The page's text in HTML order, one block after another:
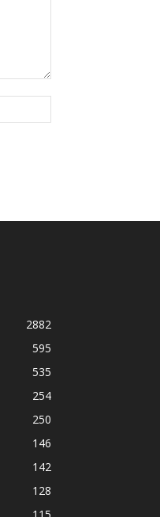
web:
2882
595
535
254
250
146
142
128